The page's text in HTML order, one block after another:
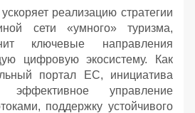
реализацию стратегии
сети «умного» туризма,
ключевые направления
цифровую экосистему. Как
портал ЕС, инициатива
управление
поддержку устойчивого